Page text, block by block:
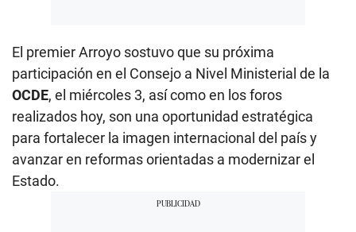
El premier Arroyo sostuvo que su próxima
participación en el Consejo a Nivel Ministerial de la
OCDE, el miércoles 3, así como en los foros
realizados hoy, son una oportunidad estratégica
para fortalecer la imagen internacional del país y
avanzar en reformas orientadas a modernizar el
Estado.